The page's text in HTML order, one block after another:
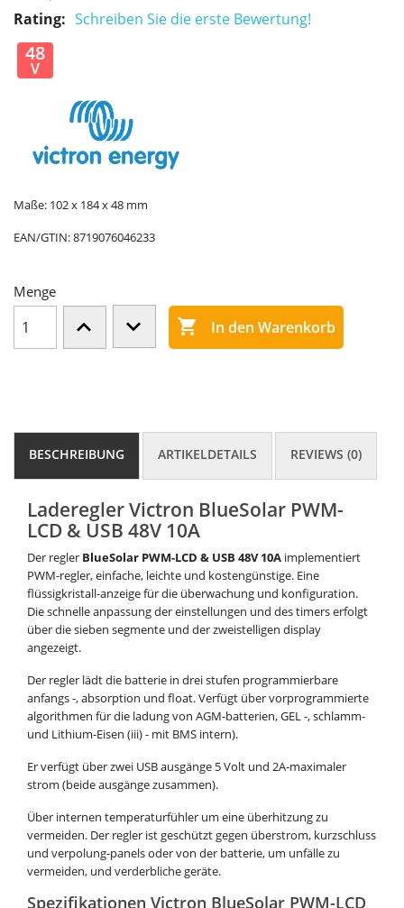
Rating: Schreiben Sie die erste Bewertung!
48
V
Maße: 102 x 184 x 48 mm
EAN/GTIN:8719076046233
Menge
 In den Warenkorb
BESCHREIBUNG ARTIKELDETAILS REVIEWS (0)
Laderegler Victron BlueSolar PWM-
LCD & USB 48V 10A
Der regler BlueSolar PWM-LCD & USB 48V 10A implementiert
PWM-regler, einfache, leichte und kostengünstige. Eine
flüssigkristall-anzeige für die überwachung und konfiguration.
Die schnelle anpassung der einstellungen und des timers erfolgt
über die sieben segmente und der zweistelligen display
angezeigt.
Der regler lädt die batterie in drei stufen programmierbare
anfangs -, absorption und float. Verfügt über vorprogrammierte
algorithmen für die ladung von AGM-batterien, GEL -, schlamm-
und Lithium-Eisen (iii) - mit BMS intern).
Er verfügt über zwei USB ausgänge 5 Volt und 2A-maximaler
strom (beide ausgänge zusammen).
Über internen temperaturfühler um eine überhitzung zu
vermeiden. Der regler ist geschützt gegen überstrom, kurzschluss
und verpolung-panels oder von der batterie, um unfälle zu
vermeiden, und verderbliche geräte.
Spezifikationen Victron BlueSolar PWM-LCD